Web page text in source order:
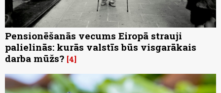
Pensionēšanās vecums Eiropā strauji
palielinās: kurās valstīs būs visgarākais
darba mūžs? 4